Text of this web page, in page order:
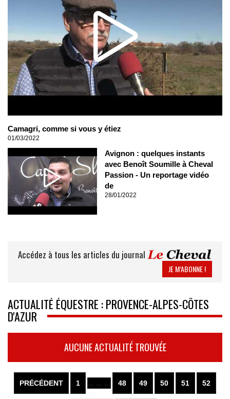
Camagri, comme si vous y étiez
01/03/2022
Avignon : quelques instants
avec Benoît Soumille à Cheval
Passion - Un reportage vidéo
de
28/01/2022
Accédez à tous les articles du journal
JE M’ABONNE !
ACTUALITÉ ÉQUESTRE : PROVENCE-ALPES-CÔTES
D'AZUR
AUCUNE ACTUALITÉ TROUVÉE
PRÉCÉDENT 1 ... ... ... 48 49 50 51 52